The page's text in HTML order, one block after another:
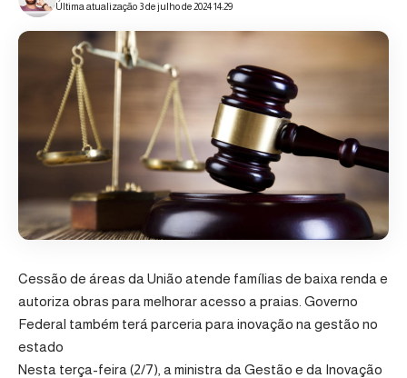
Última atualização 3 de julho de 2024 14:29
Cessão de áreas da União atende famílias de baixa renda e
autoriza obras para melhorar acesso a praias. Governo
Federal também terá parceria para inovação na gestão no
estado
Nesta terça-feira (2/7), a ministra da Gestão e da Inovação